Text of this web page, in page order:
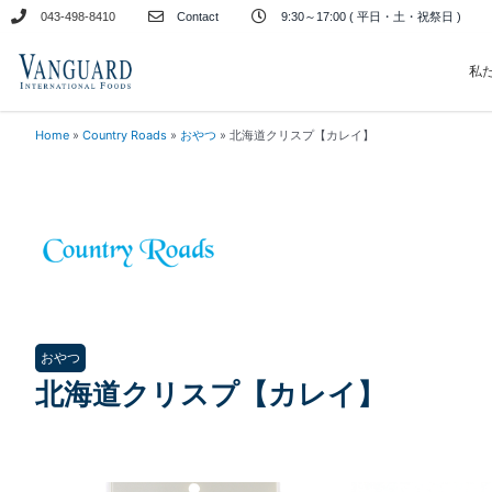
キ
043-498-8410 Contact 9:30～17:00 ( 平日・土・祝祭日 )
私
Home » Country Roads » おやつ » 北海道クリスプ【カレイ】
おやつ
北海道クリスプ【カレイ】